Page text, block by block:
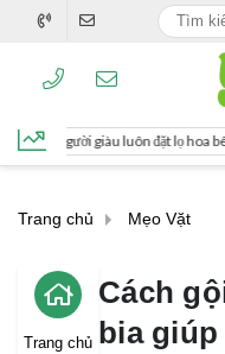
lọ hoa bên trái bàn thờ, nếu đặt bên
Trang chủ Mẹo Vặt
Trang chủ
Cách
bia